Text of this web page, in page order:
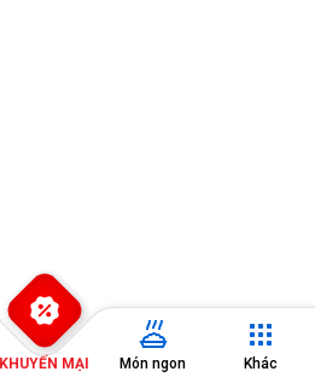
KHUYẾN MẠI Món ngon Khác